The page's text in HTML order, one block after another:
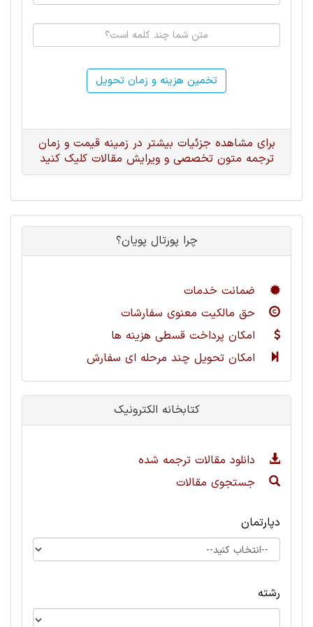
تخمین هزینه و زمان تحویل
برای مشاهده جزئیات بیشتر در زمینه قیمت و زمان
ترجمه متون تخصصی و ویرایش مقالات کلیک کنید
چرا پورتال پویان؟
ضمانت خدمات
حق مالکیت معنوی سفارشات
امکان پرداخت قسطی هزینه ها
امکان تحویل چند مرحله ای سفارش
کتابخانه الکترونیک
دانلود مقالات ترجمه شده
جستجوی مقالات
دپارتمان
رشته